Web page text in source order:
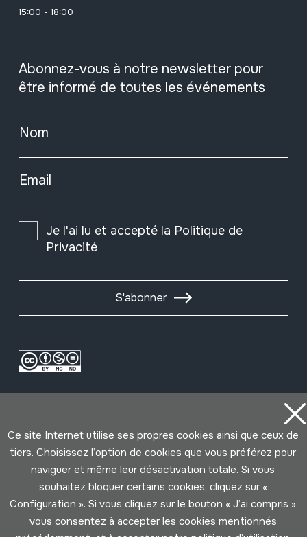
15:00 - 18:00
Abonnez-vous à notre newsletter pour
être informé de toutes les événements
Nom
Email
Je l'ai lu et accepté la Politique de
Privacité
S'abonner
Conditions d'Utilisation
Politique de Privacité
Cookies politique
Développé par Lotura
Ce site Internet utilise ses propres cookies ainsi que ceux de
tiers. Choisissez l’option de cookies que vous préférez pour
naviguer et même leur désactivation totale. Si vous
souhaitez bloquer certains cookies, cliquez sur «
Configuration ». Si vous cliquez sur le bouton « J’ai compris »
vous consentez à accepter les cookies mentionnés